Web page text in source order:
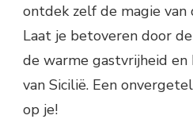
ontdek zelf de magie
Laat je betoveren door
de warme gastvrijheid
van Sicilië. Een
op je!